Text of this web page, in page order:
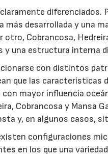
diferenciados.
más desarrollada y una
Cobrancosa,
y una estructura interna
con distintos
que las características
mayor influencia
Cobrancosa y Mansa
y, en algunos casos,
configuraciones
en los que una